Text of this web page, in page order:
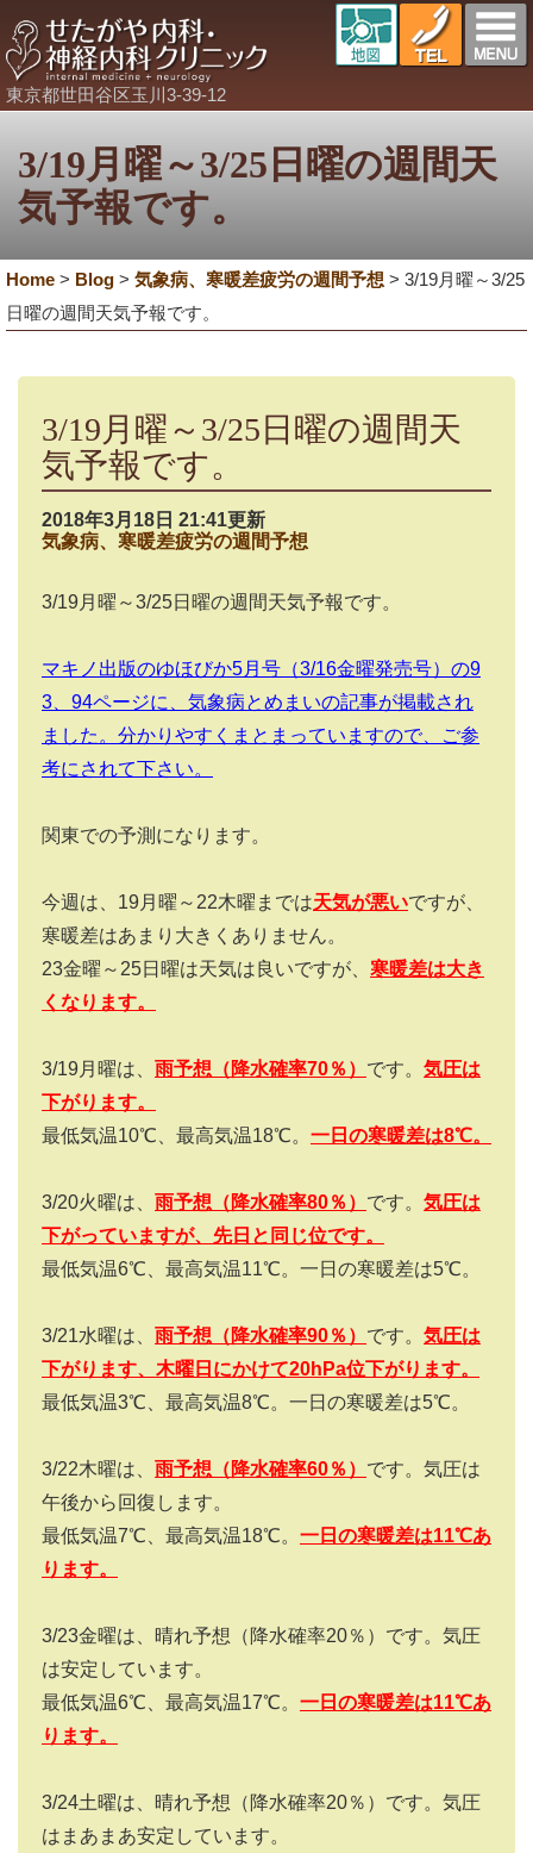
東京都世田谷区玉川3-39-12
3/19月曜～3/25日曜の週間天
気予報です。
Home > Blog > 気象病、寒暖差疲労の週間予想 > 3/19月曜～3/25
日曜の週間天気予報です。
3/19月曜～3/25日曜の週間天
気予報です。
2018年3月18日 21:41更新
気象病、寒暖差疲労の週間予想
3/19月曜～3/25日曜の週間天気予報です。
マキノ出版のゆほびか5月号（3/16金曜発売号）の9
3、94ページに、気象病とめまいの記事が掲載され
ました。分かりやすくまとまっていますので、ご参
考にされて下さい。
関東での予測になります。
今週は、19月曜～22木曜までは天気が悪いですが、
寒暖差はあまり大きくありません。
23金曜～25日曜は天気は良いですが、 寒暖差は大き
くなります。
3/19月曜は、 雨予想（降水確率70％） です。 気圧は
下がります。
最低気温10℃、最高気温18℃。 一日の寒暖差は8℃。
3/20火曜は、 雨予想（降水確率80％） です。 気圧は
下がっていますが、先日と同じ位です。
最低気温6℃、最高気温11℃。一日の寒暖差は5℃。
3/21水曜は、 雨予想（降水確率90％） です。 気圧は
下がります、木曜日にかけて20hPa位下がります。
最低気温3℃、最高気温8℃。一日の寒暖差は5℃。
3/22木曜は、 雨予想（降水確率60％） です。気圧は
午後から回復します。
最低気温7℃、最高気温18℃。 一日の寒暖差は11℃あ
ります。
3/23金曜は、晴れ予想（降水確率20％）です。気圧
は安定しています。
最低気温6℃、最高気温17℃。 一日の寒暖差は11℃あ
ります。
3/24土曜は、晴れ予想（降水確率20％）です。気圧
はまあまあ安定しています。